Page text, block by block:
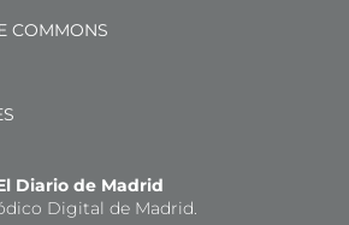
COMMONS
Diario de Madrid
Digital de Madrid.